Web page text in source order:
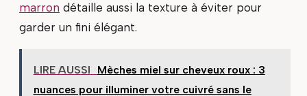
marron détaille aussi la texture à éviter pour
garder un fini élégant.
LIRE AUSSI
Mèches miel sur cheveux roux : 3
nuances pour illuminer votre cuivré sans le